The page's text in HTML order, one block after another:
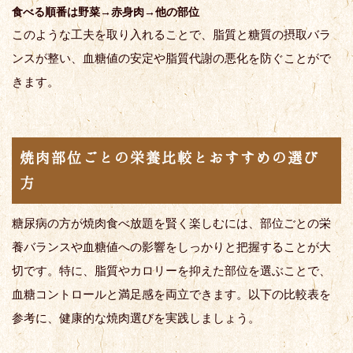
食べる順番は野菜→赤身肉→他の部位
このような工夫を取り入れることで、脂質と糖質の摂取バラ
ンスが整い、血糖値の安定や脂質代謝の悪化を防ぐことがで
きます。
焼肉部位ごとの栄養比較とおすすめの選び
方
糖尿病の方が焼肉食べ放題を賢く楽しむには、部位ごとの栄
養バランスや血糖値への影響をしっかりと把握することが大
切です。特に、脂質やカロリーを抑えた部位を選ぶことで、
血糖コントロールと満足感を両立できます。以下の比較表を
参考に、健康的な焼肉選びを実践しましょう。